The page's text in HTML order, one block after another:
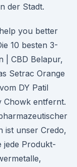
der Stadt.
you better
10 besten 3-
| CBD Belapur,
Setrac Orange
DY Patil
Chowk entfernt.
ist unser Credo,
jede Produkt-